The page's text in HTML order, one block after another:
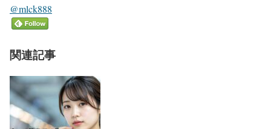
@mlck888
関連記事